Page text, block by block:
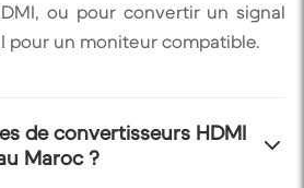
ou pour convertir un signal
pour un moniteur compatible.
de convertisseurs HDMI
Maroc ?